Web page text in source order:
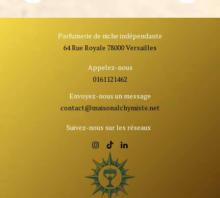
Parfumerie de niche indépendante
64 Rue Royale 78000 Versailles
Appelez-nous
0161121462
Envoyez-nous un message
contact@maisonalchymiste.net
Suivez-nous sur les réseaux